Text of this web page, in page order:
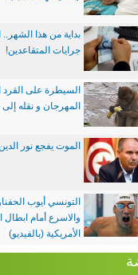
بداية من هذا
جرايات المتقاعدين!
السيطرة على
المهرجان و نقله إلى
الموت يفجع نور
التونسي أيوب
والاسرع أمام ابطال
الأمريكية (بالفيديو)